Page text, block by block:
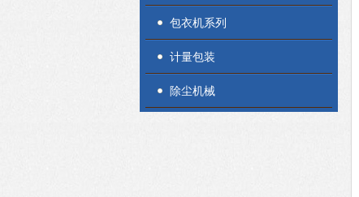
包衣机系列
计量包装
除尘机械